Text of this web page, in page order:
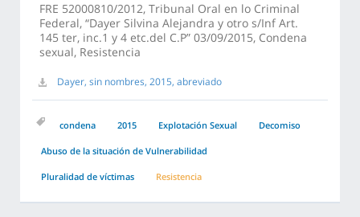
FRE 52000810/2012, Tribunal Oral en lo Criminal
Federal, “Dayer Silvina Alejandra y otro s/Inf Art.
145 ter, inc.1 y 4 etc.del C.P” 03/09/2015, Condena
sexual, Resistencia
Dayer, sin nombres, 2015, abreviado
condena 2015 Explotación Sexual Decomiso
Abuso de la situación de Vulnerabilidad
Pluralidad de víctimas Resistencia